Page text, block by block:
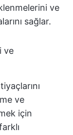
ve
sağlar.
ve
ve
için